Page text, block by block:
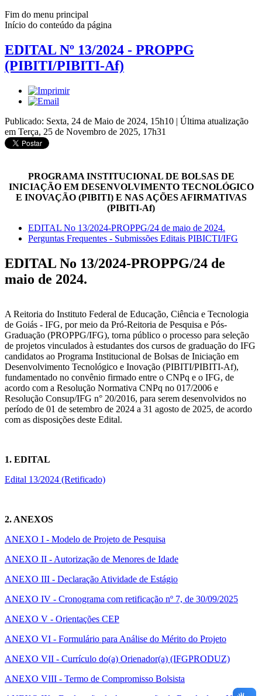
Fim do menu principal
Início do conteúdo da página
EDITAL Nº 13/2024 - PROPPG
(PIBITI/PIBITI-Af)
Publicado: Sexta, 24 de Maio de 2024, 15h10 | Última atualização
em Terça, 25 de Novembro de 2025, 17h31
PROGRAMA INSTITUCIONAL DE BOLSAS DE
INICIAÇÃO EM DESENVOLVIMENTO TECNOLÓGICO
E INOVAÇÃO (PIBITI) E NAS AÇÕES AFIRMATIVAS
(PIBITI-Af)
EDITAL No 13/2024-PROPPG/24 de maio de 2024.
Perguntas Frequentes - Submissões Editais PIBICTI/IFG
EDITAL No 13/2024-PROPPG/24 de
maio de 2024.
A Reitoria do Instituto Federal de Educação, Ciência e Tecnologia
de Goiás - IFG, por meio da Pró-Reitoria de Pesquisa e Pós-
Graduação (PROPPG/IFG), torna público o processo para seleção
de projetos vinculados à estudantes dos cursos de graduação do IFG
candidatos ao Programa Institucional de Bolsas de Iniciação em
Desenvolvimento Tecnológico e Inovação (PIBITI/PIBITI-Af),
fundamentado no convênio firmado entre o CNPq e o IFG, de
acordo com a Resolução Normativa CNPq no 017/2006 e
Resolução Consup/IFG n° 20/2016, para serem desenvolvidos no
período de 01 de setembro de 2024 a 31 agosto de 2025, de acordo
com as disposições deste Edital.
1. EDITAL
Edital 13/2024 (Retificado)
2. ANEXOS
ANEXO I - Modelo de Projeto de Pesquisa
ANEXO II - Autorização de Menores de Idade
ANEXO III - Declaração Atividade de Estágio
ANEXO IV - Cronograma com retificação nº 7, de 30/09/2025
ANEXO V - Orientações CEP
ANEXO VI - Formulário para Análise do Mérito do Projeto
ANEXO VII - Currículo do(a) Orienador(a) (IFGPRODUZ)
ANEXO VIII - Termo de Compromisso Bolsista